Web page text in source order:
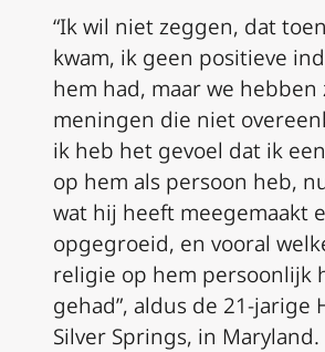
“Ik wil niet zeggen, dat
kwam, ik geen positieve
hem had, maar we hebben
meningen die niet
ik heb het gevoel dat ik
op hem als persoon heb,
wat hij heeft meegemaakt
opgegroeid, en vooral
religie op hem persoonlijk
gehad”, aldus de 21-jarige
Silver Springs, in Maryland.